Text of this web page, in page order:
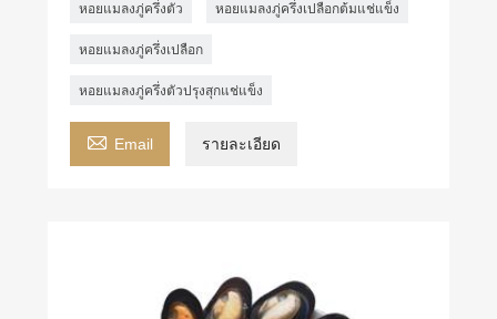
หอยแมลงภู่ครึ่งตัว หอยแมลงภู่ครึ่งเปลือกต้มแช่แข็ง
หอยแมลงภู่ครึ่งเปลือก
หอยแมลงภู่ครึ่งตัวปรุงสุกแช่แข็ง
 Email รายละเอียด